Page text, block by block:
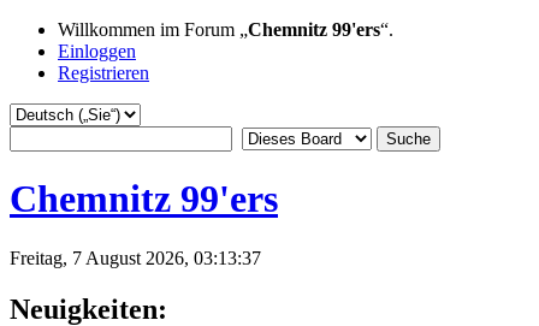
Willkommen im Forum „Chemnitz 99'ers“.
Einloggen
Registrieren
Chemnitz 99'ers
Freitag, 7 August 2026, 03:13:37
Neuigkeiten: